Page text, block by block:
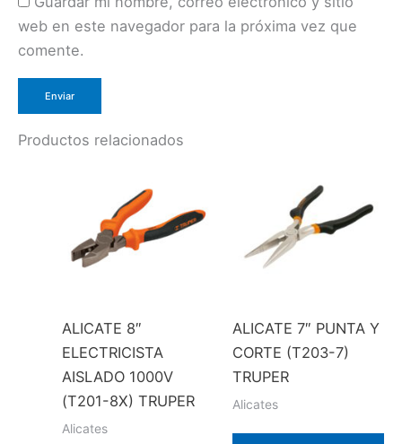
web en este navegador para la próxima vez que
comente.
Productos relacionados
ALICATE 8″
ELECTRICISTA
AISLADO 1000V
(T201-8X) TRUPER
Alicates
ALICATE 7″ PUNTA Y
CORTE (T203-7)
TRUPER
Alicates